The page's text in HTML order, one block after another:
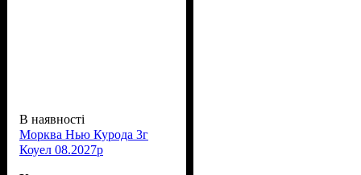
В наявності
Морква Нью Курода 3г
Коуел 08.2027р